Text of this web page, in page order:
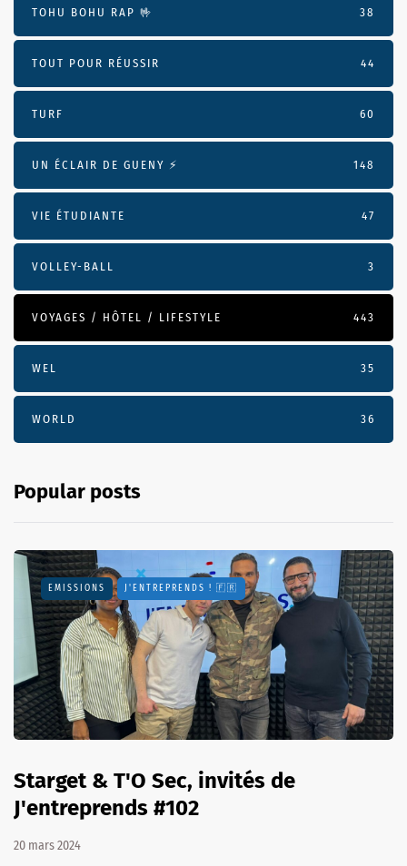
TOHU BOHU RAP 🤟 38
TOUT POUR RÉUSSIR 44
TURF 60
UN ÉCLAIR DE GUENY ⚡️ 148
VIE ÉTUDIANTE 47
VOLLEY-BALL 3
VOYAGES / HÔTEL / LIFESTYLE 443
WEL 35
WORLD 36
Popular posts
EMISSIONS J'ENTREPRENDS ! 🇫🇷
Starget & T'O Sec, invités de
J'entreprends #102
20 mars 2024